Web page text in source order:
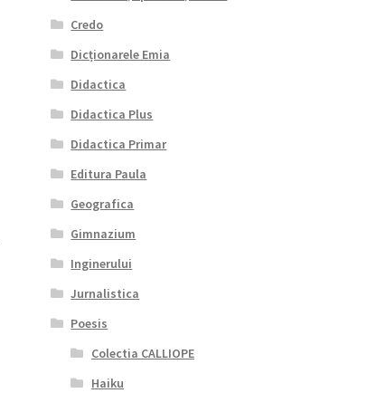
Credo
Dicționarele Emia
Didactica
Didactica Plus
Didactica Primar
Editura Paula
Geografica
Gimnazium
Inginerului
Jurnalistica
Poesis
Colectia CALLIOPE
Haiku